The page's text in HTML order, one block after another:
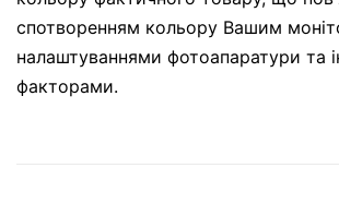
спотворенням кольору Вашим
налаштуваннями фотоапаратури та
факторами.